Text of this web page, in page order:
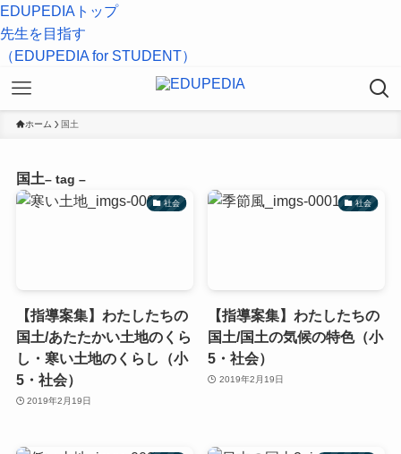
EDUPEDIAトップ
先生を目指す
（EDUPEDIA for STUDENT）
ホーム 国土
国土– tag –
社会
【指導案集】わたしたちの
国土/あたたかい土地のくら
し・寒い土地のくらし（小
5・社会）
2019年2月19日
社会
【指導案集】わたしたちの
国土/国土の気候の特色（小
5・社会）
2019年2月19日